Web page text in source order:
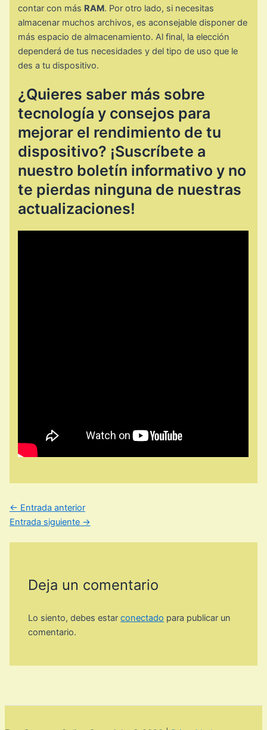
contar con más RAM. Por otro lado, si necesitas
almacenar muchos archivos, es aconsejable disponer de
más espacio de almacenamiento. Al final, la elección
dependerá de tus necesidades y del tipo de uso que le
des a tu dispositivo.
¿Quieres saber más sobre
tecnología y consejos para
mejorar el rendimiento de tu
dispositivo? ¡Suscríbete a
nuestro boletín informativo y no
te pierdas ninguna de nuestras
actualizaciones!
← Entrada anterior
Entrada siguiente →
Deja un comentario
Lo siento, debes estarconectado para publicar un
comentario.